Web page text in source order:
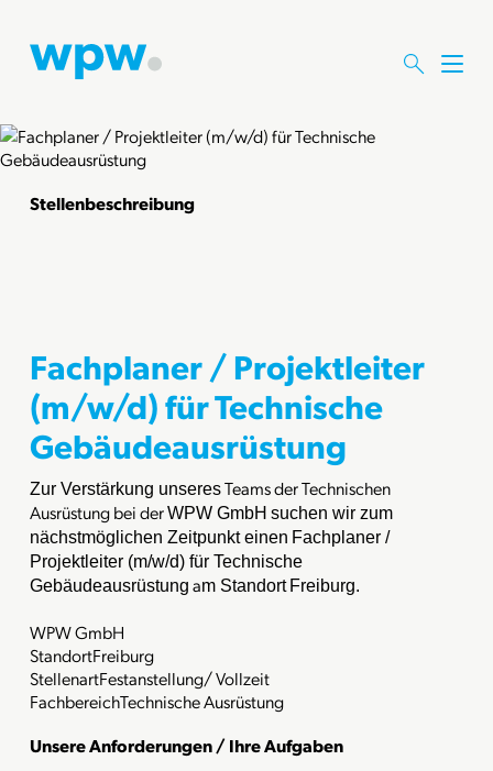
M
Stellenbeschreibung
Fachplaner / Projektleiter
(m/w/d) für Technische
Gebäudeausrüstung
Zur Verstärkung unseresTeams der Technischen
Ausrüstung bei derWPW GmbH suchen wir zum
nächstmöglichen Zeitpunkt einen Fachplaner /
Projektleiter (m/w/d) für Technische
Gebäudeausrüstung am Standort Freiburg.
WPW GmbH
StandortFreiburg
StellenartFestanstellung/ Vollzeit
FachbereichTechnische Ausrüstung
Unsere Anforderungen / Ihre Aufgaben